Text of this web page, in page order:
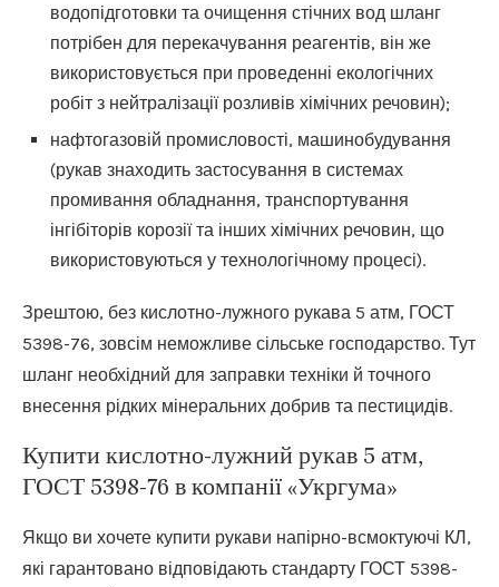
водопідготовки та очищення стічних вод шланг
потрібен для перекачування реагентів, він же
використовується при проведенні екологічних
робіт з нейтралізації розливів хімічних речовин);
нафтогазовій промисловості, машинобудування
(рукав знаходить застосування в системах
промивання обладнання, транспортування
інгібіторів корозії та інших хімічних речовин, що
використовуються у технологічному процесі).
Зрештою, без кислотно-лужного рукава 5 атм, ГОСТ
5398-76, зовсім неможливе сільське господарство. Тут
шланг необхідний для заправки техніки й точного
внесення рідких мінеральних добрив та пестицидів.
Купити кислотно-лужний рукав 5 атм,
ГОСТ 5398-76 в компанії «Укргума»
Якщо ви хочете купити рукави напірно-всмоктуючі КЛ,
які гарантовано відповідають стандарту ГОСТ 5398-